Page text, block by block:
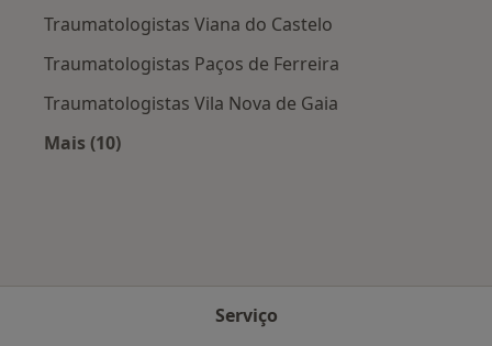
Traumatologistas Viana do Castelo
Traumatologistas Paços de Ferreira
Traumatologistas Vila Nova de Gaia
Mais (10)
Serviço